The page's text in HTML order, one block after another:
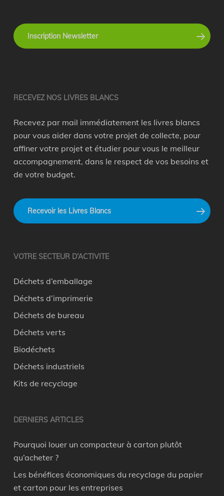
Inscription Newsletter
RECEVEZ NOS LIVRES BLANCS
Recevez par mail immédiatement les livres blancs
pour vous aider dans votre projet de collecte, pour
affiner votre projet et étudier pour vous le meilleur
accompagnement, dans le respect de vos besoins et
de votre budget.
Recevoir les Livres Blancs
VOTRE SECTEUR D’ACTIVITE
Déchets d’emballage
Déchets d’imprimerie
Déchets de bureau
Déchets verts
Biodéchets
Déchets industriels
Kits de recyclage
DERNIERS ARTICLES
Pourquoi louer un compacteur à carton plutôt
qu’acheter ?
Les bénéfices économiques du recyclage du papier
et carton pour les entreprises